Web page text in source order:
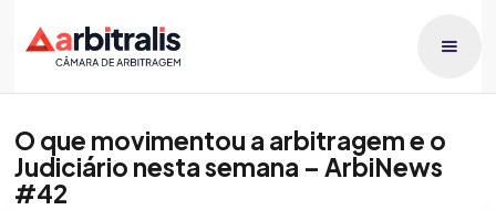
O que movimentou a arbitragem e o
Judiciário nesta semana – ArbiNews
#42